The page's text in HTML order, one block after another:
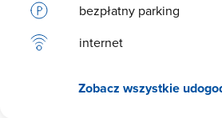
bezpłatny parking
internet
Zobacz wszystkie